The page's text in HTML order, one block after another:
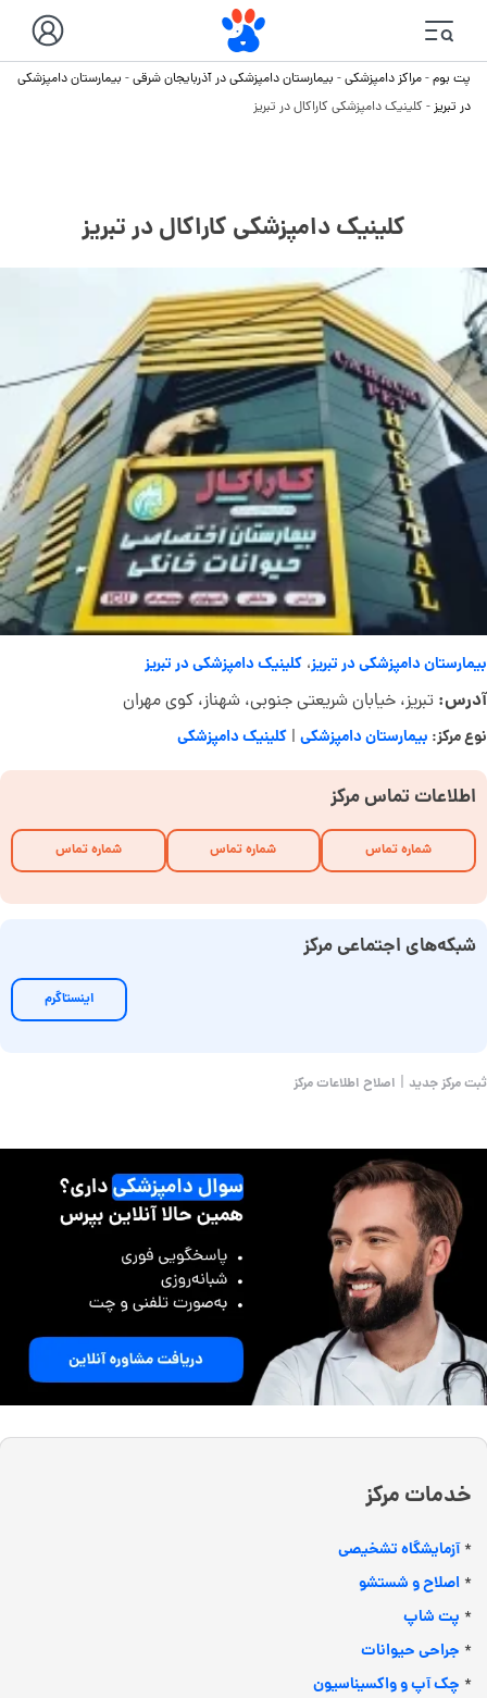
پت بوم-مراکز دامپزشکی- بیمارستان دامپزشکی در آذربایجان شرقی- بیمارستان دامپزشکی
در تبریز- کلینیک دامپزشکی کاراکال در تبریز
کلینیک دامپزشکی کاراکال در تبریز
بیمارستان دامپزشکی در تبریز، کلینیک دامپزشکی در تبریز
آدرس: تبریز، خیابان شریعتی جنوبی، شهناز، کوی مهران
نوع مرکز: بیمارستان دامپزشکی | کلینیک دامپزشکی
اطلاعات تماس مرکز
شماره تماس شماره تماس شماره تماس
شبکه‌های اجتماعی مرکز
اینستاگرم
ثبت مرکز جدید | اصلاح اطلاعات مرکز
خدمات مرکز
*آزمایشگاه تشخیصی
*اصلاح و شستشو
* پت شاپ
* جراحی حیوانات
* چک آپ و واکسیناسیون